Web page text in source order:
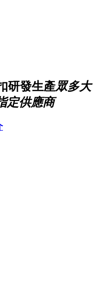
研發生產眾多大
定供應商